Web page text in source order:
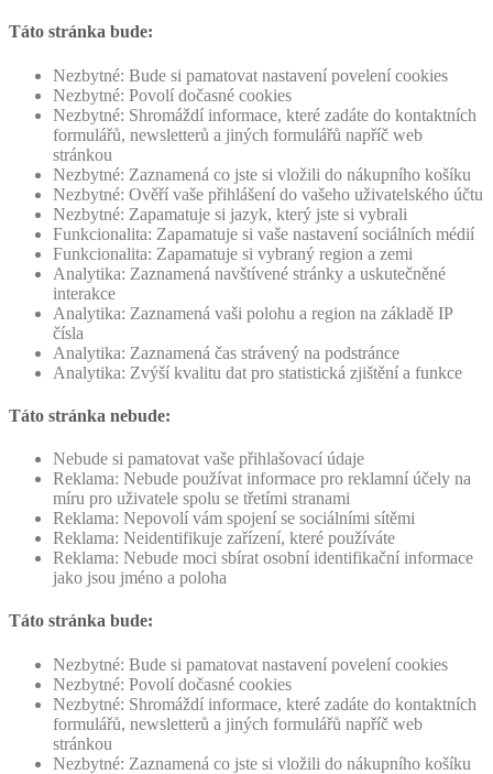
Táto stránka bude:
Nezbytné: Bude si pamatovat nastavení povelení cookies
Nezbytné: Povolí dočasné cookies
Nezbytné: Shromáždí informace, které zadáte do kontaktních
formulářů, newsletterů a jiných formulářů napříč web
stránkou
Nezbytné: Zaznamená co jste si vložili do nákupního košíku
Nezbytné: Ověří vaše přihlášení do vašeho uživatelského účtu
Nezbytné: Zapamatuje si jazyk, který jste si vybrali
Funkcionalita: Zapamatuje si vaše nastavení sociálních médií
Funkcionalita: Zapamatuje si vybraný region a zemi
Analytika: Zaznamená navštívené stránky a uskutečněné
interakce
Analytika: Zaznamená vaši polohu a region na základě IP
čísla
Analytika: Zaznamená čas strávený na podstránce
Analytika: Zvýší kvalitu dat pro statistická zjištění a funkce
Táto stránka nebude:
Nebude si pamatovat vaše přihlašovací údaje
Reklama: Nebude používat informace pro reklamní účely na
míru pro uživatele spolu se třetími stranami
Reklama: Nepovolí vám spojení se sociálními sítěmi
Reklama: Neidentifikuje zařízení, které používáte
Reklama: Nebude moci sbírat osobní identifikační informace
jako jsou jméno a poloha
Táto stránka bude:
Nezbytné: Bude si pamatovat nastavení povelení cookies
Nezbytné: Povolí dočasné cookies
Nezbytné: Shromáždí informace, které zadáte do kontaktních
formulářů, newsletterů a jiných formulářů napříč web
stránkou
Nezbytné: Zaznamená co jste si vložili do nákupního košíku